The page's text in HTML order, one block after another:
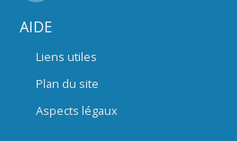
AIDE
Liens utiles
Plan du site
Aspects légaux